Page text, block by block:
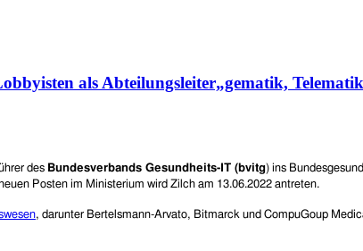
als Abteilungsleiter„gematik,
des Bundesverbands Gesundheits-IT (bvitg) ins
Posten im Ministerium wird Zilch am 13.06.2022 antreten.
, darunter Bertelsmann-Arvato, Bitmarck und CompuGoup